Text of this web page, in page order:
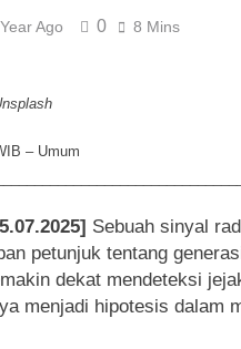
Ago 0 8 Mins
– Umum
Sebuah sinyal
petunjuk tentang
dekat mendeteksi
menjadi hipotesis dalam